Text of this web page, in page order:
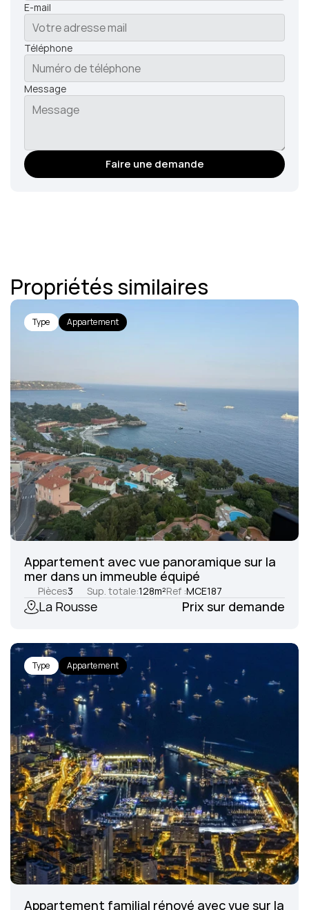
E-mail
Téléphone
Message
Faire une demande
Propriétés similaires
Type Appartement
Appartement avec vue panoramique sur la
mer dans un immeuble équipé
Pièces3 Sup. totale:128m²Ref :MCE187
La Rousse Prix sur demande
Type Appartement
Appartement familial rénové avec vue sur la